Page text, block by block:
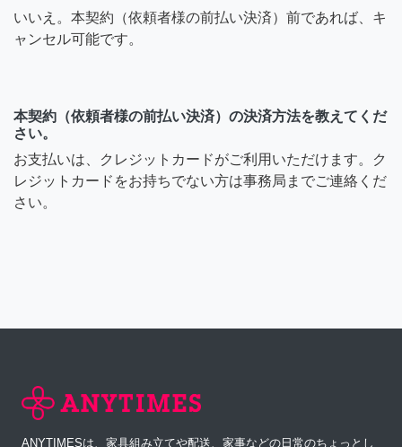
いいえ。本契約（依頼者様の前払い決済）前であれば、キ
ャンセル可能です。
本契約（依頼者様の前払い決済）の決済方法を教えてくだ
さい。
お支払いは、クレジットカードがご利用いただけます。ク
レジットカードをお持ちでない方は事務局までご連絡くだ
さい。
ANYTIMESは、家具組み立てや配送、家事などの日常のちょっとし